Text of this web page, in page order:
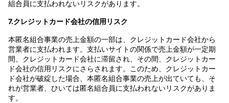
組合員に支払われないリスクがあります。
7.クレジットカード会社の信用リスク
本匿名組合事業の売上金額の一部は、クレジットカード会社から
営業者に支払われます。支払いサイトの関係で売上金額が一定期
間、クレジットカード会社に滞留され、その間、クレジットカー
ド会社の信用リスクにさらされます。このため、クレジットカー
ド会社が破綻した場合、本匿名組合事業の売上が出ていても、そ
れが営業者、ひいては匿名組合員に支払われないリスクがありま
す。